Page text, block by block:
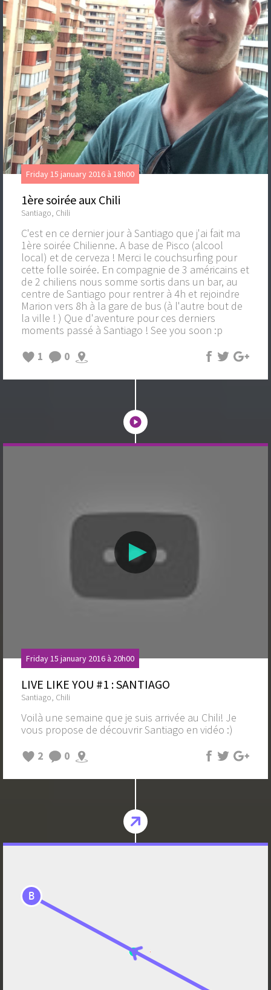
Friday 15 january 2016 à 18h00
1ère soirée aux Chili
Santiago, Chili
C'est en ce dernier jour à Santiago que j'ai fait ma
1ère soirée Chilienne. A base de Pisco (alcool
local) et de cerveza ! Merci le couchsurfing pour
cette folle soirée. En compagnie de 3 américains et
de 2 chiliens nous somme sortis dans un bar, au
centre de Santiago pour rentrer à 4h et rejoindre
Marion vers 8h à la gare de bus (à l'autre bout de
la ville ! ) Que d'aventure pour ces derniers
moments passé à Santiago ! See you soon :p
1
0
Friday 15 january 2016 à 20h00
LIVE LIKE YOU #1 : SANTIAGO
Santiago, Chili
Voilà une semaine que je suis arrivée au Chili! Je
vous propose de découvrir Santiago en vidéo :)
2
0
B